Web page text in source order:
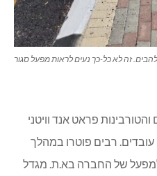
להבים. זה לא כל-כך נעים לראות מפעל סגור
פראט אנד וויטני
(Pratt & Whitney), עבדו כ-900 עובדים. רבים פוטרו במהלך
של החברה בא.ת. מגדל